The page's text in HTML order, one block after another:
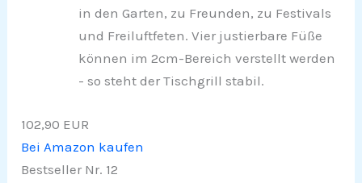
in den Garten, zu Freunden, zu Festivals
und Freiluftfeten. Vier justierbare Füße
können im 2cm-Bereich verstellt werden
- so steht der Tischgrill stabil.
102,90 EUR
Bei Amazon kaufen
Bestseller Nr. 12